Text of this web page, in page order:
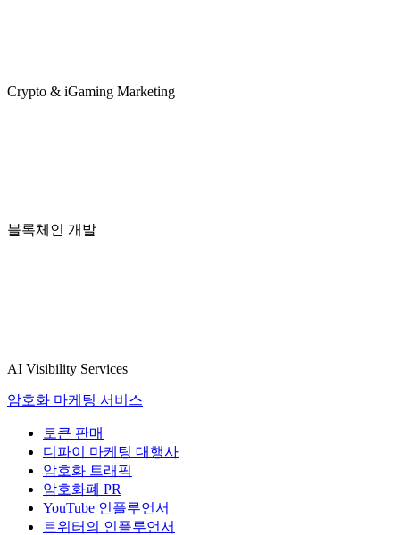
Crypto & iGaming Marketing
블록체인 개발
AI Visibility Services
암호화 마케팅 서비스
토큰 판매
디파이 마케팅 대행사
암호화 트래픽
암호화폐 PR
YouTube 인플루언서
트위터의 인플루언서